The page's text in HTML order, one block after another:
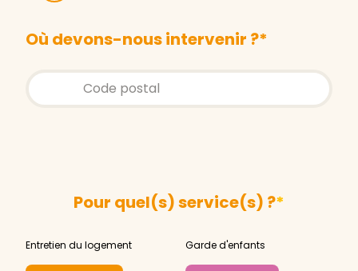
Où devons-nous intervenir ?*
Store locator global - Autocompletion
Rechercher
Pour quel(s) service(s) ?*